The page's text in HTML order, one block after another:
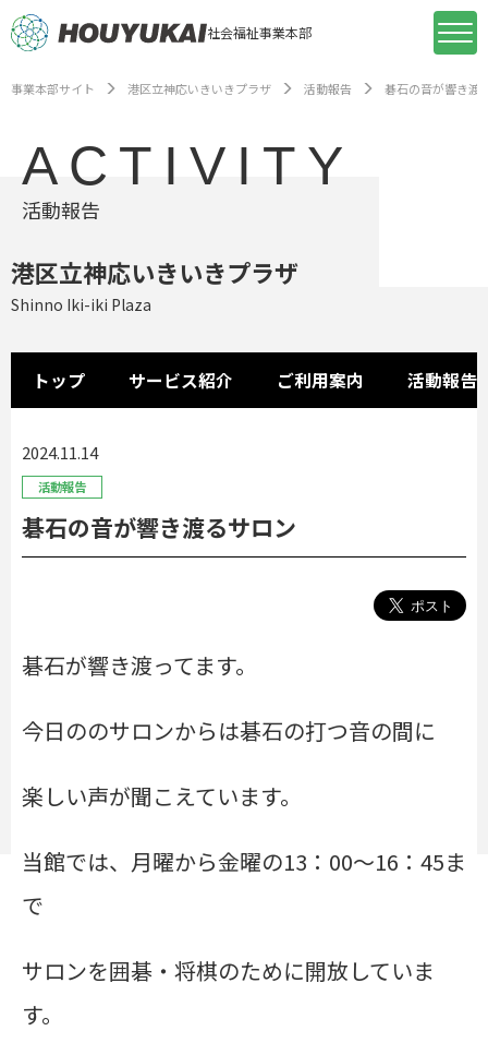
社会福祉事業本部
事業本部サイト 港区立神応いきいきプラザ 活動報告 碁石の音が響き渡
ACTIVITY
活動報告
港区立神応いきいきプラザ
Shinno Iki-iki Plaza
トップ サービス紹介 ご利用案内 活動報告
2024.11.14
活動報告
碁石の音が響き渡るサロン
碁石が響き渡ってます。
今日ののサロンからは碁石の打つ音の間に
楽しい声が聞こえています。
当館では、月曜から金曜の13：00～16：45ま
で
サロンを囲碁・将棋のために開放していま
す。